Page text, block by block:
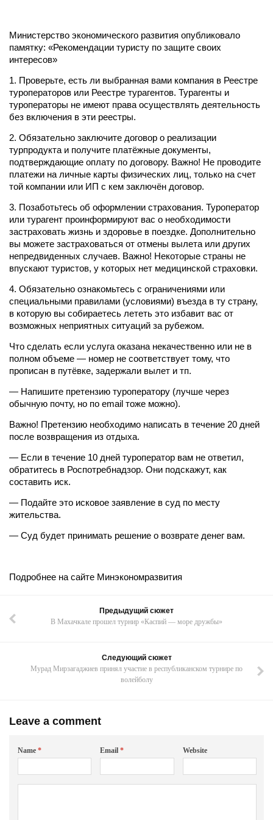
Министерство экономического развития опубликовало
памятку: «Рекомендации туристу по защите своих
интересов»
1. Проверьте, есть ли выбранная вами компания в Реестре
туроператоров или Реестре турагентов. Турагенты и
туроператоры не имеют права осуществлять деятельность
без включения в эти реестры.
2. Обязательно заключите договор о реализации
турпродукта и получите платёжные документы,
подтверждающие оплату по договору. Важно! Не проводите
платежи на личные карты физических лиц, только на счет
той компании или ИП с кем заключён договор.
3. Позаботьтесь об оформлении страхования. Туроператор
или турагент проинформируют вас о необходимости
застраховать жизнь и здоровье в поездке. Дополнительно
вы можете застраховаться от отмены вылета или других
непредвиденных случаев. Важно! Некоторые страны не
впускают туристов, у которых нет медицинской страховки.
4. Обязательно ознакомьтесь с ограничениями или
специальными правилами (условиями) въезда в ту страну,
в которую вы собираетесь лететь это избавит вас от
возможных неприятных ситуаций за рубежом.
Что сделать если услуга оказана некачественно или не в
полном объеме — номер не соответствует тому, что
прописан в путёвке, задержали вылет и тп.
— Напишите претензию туроператору (лучше через
обычную почту, но по email тоже можно).
Важно! Претензию необходимо написать в течение 20 дней
после возвращения из отдыха.
— Если в течение 10 дней туроператор вам не ответил,
обратитесь в Роспотребнадзор. Они подскажут, как
составить иск.
— Подайте это исковое заявление в суд по месту
жительства.
— Суд будет принимать решение о возврате денег вам.
Подробнее на сайте Минэкономразвития
Предыдущий сюжет
В Махачкале прошел турнир «Каспий — море дружбы»
Следующий сюжет
Мурад Мирзагаджиев принял участие в республиканском турнире по
волейболу
Leave a comment
Name * Email* Website